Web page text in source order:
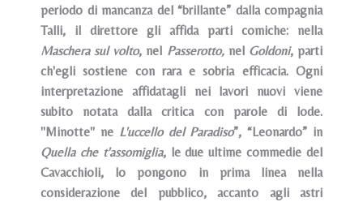
periodo di mancanza del “brillante” dalla compagnia
Talli, il direttore gli affida parti comiche: nella
Maschera sul volto, nel Passerotto,nel Goldoni, parti
ch'egli sostiene con rara e sobria efficacia. Ogni
interpretazione affidatagli nei lavori nuovi viene
subito notata dalla critica con parole di lode.
"Minotte" ne L'uccello del Paradiso”, “Leonardo” in
Quella che t'assomiglia, le due ultime commedie del
Cavacchioli, lo pongono in prima linea nella
considerazione del pubblico, accanto agli astri